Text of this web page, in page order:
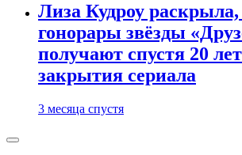
Лиза Кудроу
гонорары звёзды
получают спустя 20
закрытия сериала
3 месяца спустя